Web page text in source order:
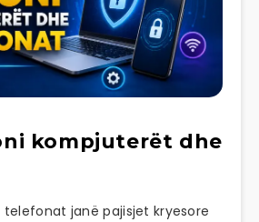
kompjuterët dhe
janë pajisjet kryesore